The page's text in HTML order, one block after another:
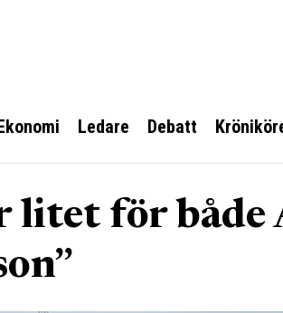
Ledare Debatt
litet för både